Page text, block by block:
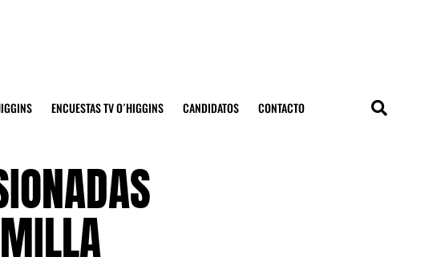
ENCUESTAS TV O´HIGGINS CANDIDATOS CONTACTO